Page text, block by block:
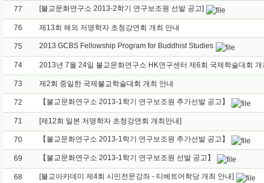
77 [불교문화연구소 2013-2학기 연구보조원 선발 공고]
76 제13회 해외 저명학자 초청강연회 개최 안내
75 2013 GCBS Fellowship Program for Buddhist Studies
74
73 제2회 중일한 국제불교학술대회 개최 안내
72 【불교문화연구소 2013-1학기 연구보조원 추가선발 공고】
71 [제12회 일본 저명학자 초청강연회 개최안내]
70 【불교문화연구소 2013-1학기 연구보조원 추가선발 공고】
69 【불교문화연구소 2013-1학기 연구보조원 선발 공고】
68 [불교아카데미 제4회 시민전문강좌 - 티베트어학당 개최 안내]